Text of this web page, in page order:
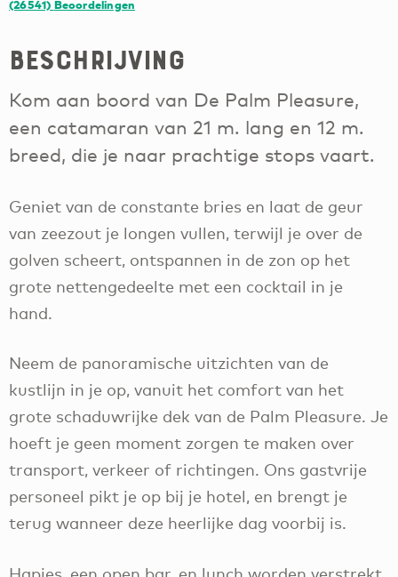
(26541) Beoordelingen
Beschrijving
Kom aan boord van De Palm Pleasure,
een catamaran van 21 m. lang en 12 m.
breed, die je naar prachtige stops vaart.
Geniet van de constante bries en laat de geur
van zeezout je longen vullen, terwijl je over de
golven scheert, ontspannen in de zon op het
grote nettengedeelte met een cocktail in je
hand.
Neem de panoramische uitzichten van de
kustlijn in je op, vanuit het comfort van het
grote schaduwrijke dek van de Palm Pleasure. Je
hoeft je geen moment zorgen te maken over
transport, verkeer of richtingen. Ons gastvrije
personeel pikt je op bij je hotel, en brengt je
terug wanneer deze heerlijke dag voorbij is.